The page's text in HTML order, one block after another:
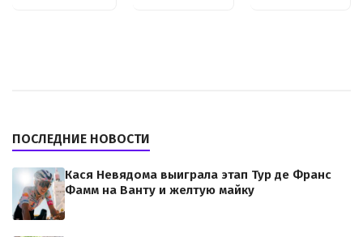
ПОСЛЕДНИЕ НОВОСТИ
Кася Невядома выиграла этап Тур де Франс
Фамм на Ванту и желтую майку